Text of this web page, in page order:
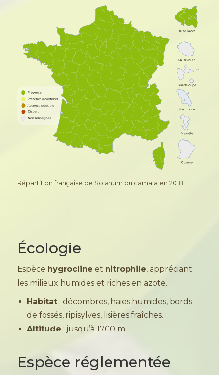
Répartition française de Solanum dulcamara en 2018
Écologie
Espèce hygrocline et nitrophile, appréciant
les milieux humides et riches en azote.
Habitat : décombres, haies humides, bords
de fossés, ripisylves, lisières fraîches.
Altitude : jusqu’à 1700 m.
Espèce réglementée